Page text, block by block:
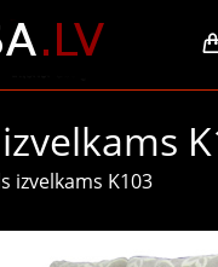
izvelkams K103